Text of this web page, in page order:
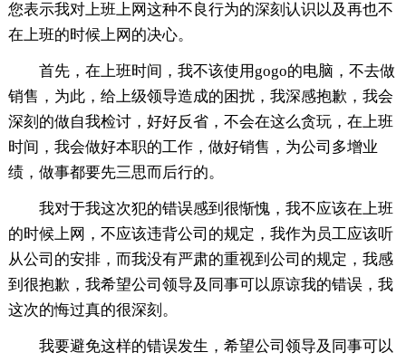
您表示我对上班上网这种不良行为的深刻认识以及再也不
在上班的时候上网的决心。
首先，在上班时间，我不该使用gogo的电脑，不去做
销售，为此，给上级领导造成的困扰，我深感抱歉，我会
深刻的做自我检讨，好好反省，不会在这么贪玩，在上班
时间，我会做好本职的工作，做好销售，为公司多增业
绩，做事都要先三思而后行的。
我对于我这次犯的错误感到很惭愧，我不应该在上班
的时候上网，不应该违背公司的规定，我作为员工应该听
从公司的安排，而我没有严肃的重视到公司的规定，我感
到很抱歉，我希望公司领导及同事可以原谅我的错误，我
这次的悔过真的很深刻。
我要避免这样的错误发生，希望公司领导及同事可以